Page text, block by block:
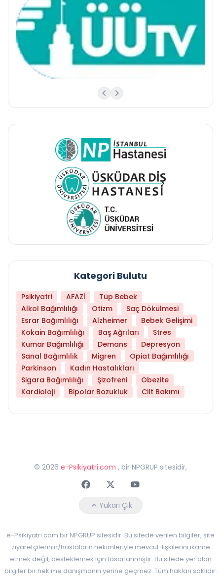
Kategori Bulutu
Psikiyatri AFAZİ
Tüp Bebek
Alkol Bağımlılığı
Otizm
Saç Dökülmesi
Esrar Bağımlılığı
Alzheimer
Bebek Gelişimi
Kokain Bağımlılığı
Baş Ağrıları
Stres
Kumar Bağımlılığı
Demans
Depresyon
Sanal Bağımlılık
Migren
Opiat Bağımlılığı
Parkinson
Kadın Hastalıkları
Sigara Bağımlılığı
Şizofreni
Obezite
Kardioloji
Bipolar Bozukluk Cilt Bakımı
© 2026 e-Psikiyatri.com , bir NPGRUP sitesidir,
FaceebokTwitterYoutube
Yukarı Çık
e-Psikiyatri.com bir NPGRUP sitesidir. Bu sitede verilen bilgiler, site
ziyaretçilerinin/hastaların hekimleriyle mevcut ilişkilerini ikame
etmek değil, desteklemek için tasarlanmıştır. Bu sitede yer alan
bilgiler bir hekime danışmanın yerine geçmez. Tüm hakları saklıdır.